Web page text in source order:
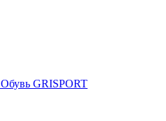
Обувь GRISPORT